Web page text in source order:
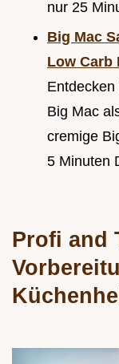
nur 25
Big Mac
Low Carb
Big Mac
cremige
5 Minuten
Profi and